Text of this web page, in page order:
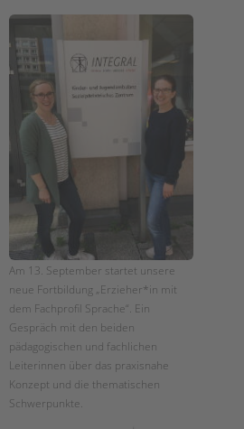
Am 13. September startet unsere
neue Fortbildung „Erzieher*in mit
dem Fachprofil Sprache“. Ein
Gespräch mit den beiden
pädagogischen und fachlichen
Leiterinnen über das praxisnahe
Konzept und die thematischen
Schwerpunkte.